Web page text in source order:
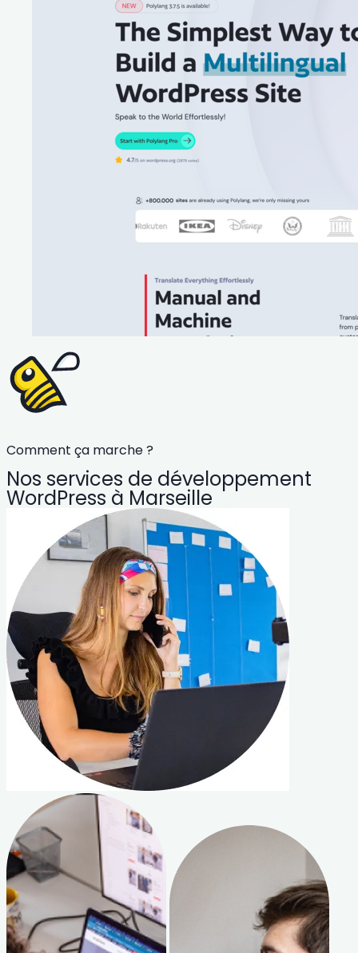
Comment ça marche ?
Nos services de développement
WordPress à Marseille